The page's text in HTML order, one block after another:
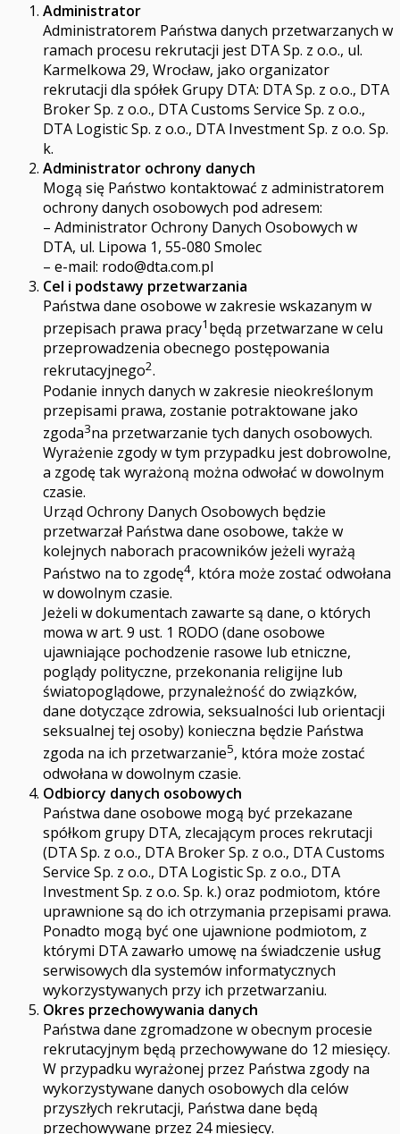
Administrator
Administratorem Państwa danych przetwarzanych w
ramach procesu rekrutacji jest DTA Sp. z o.o., ul.
Karmelkowa 29, Wrocław, jako organizator
rekrutacji dla spółek Grupy DTA: DTA Sp. z o.o., DTA
Broker Sp. z o.o., DTA Customs Service Sp. z o.o.,
DTA Logistic Sp. z o.o., DTA Investment Sp. z o.o. Sp.
k.
Administrator ochrony danych
Mogą się Państwo kontaktować z administratorem
ochrony danych osobowych pod adresem:
– Administrator Ochrony Danych Osobowych w
DTA, ul. Lipowa 1, 55-080 Smolec
– e-mail: rodo@dta.com.pl
Cel i podstawy przetwarzania
Państwa dane osobowe w zakresie wskazanym w
przepisach prawa pracy1 będą przetwarzane w celu
przeprowadzenia obecnego postępowania
rekrutacyjnego2.
Podanie innych danych w zakresie nieokreślonym
przepisami prawa, zostanie potraktowane jako
zgoda3na przetwarzanie tych danych osobowych.
Wyrażenie zgody w tym przypadku jest dobrowolne,
a zgodę tak wyrażoną można odwołać w dowolnym
czasie.
Urząd Ochrony Danych Osobowych będzie
przetwarzał Państwa dane osobowe, także w
kolejnych naborach pracowników jeżeli wyrażą
Państwo na to zgodę4, która może zostać odwołana
w dowolnym czasie.
Jeżeli w dokumentach zawarte są dane, o których
mowa w art. 9 ust. 1 RODO (dane osobowe
ujawniające pochodzenie rasowe lub etniczne,
poglądy polityczne, przekonania religijne lub
światopoglądowe, przynależność do związków,
dane dotyczące zdrowia, seksualności lub orientacji
seksualnej tej osoby) konieczna będzie Państwa
zgoda na ich przetwarzanie5, która może zostać
odwołana w dowolnym czasie.
Odbiorcy danych osobowych
Państwa dane osobowe mogą być przekazane
spółkom grupy DTA, zlecającym proces rekrutacji
(DTA Sp. z o.o., DTA Broker Sp. z o.o., DTA Customs
Service Sp. z o.o., DTA Logistic Sp. z o.o., DTA
Investment Sp. z o.o. Sp. k.) oraz podmiotom, które
uprawnione są do ich otrzymania przepisami prawa.
Ponadto mogą być one ujawnione podmiotom, z
którymi DTA zawarło umowę na świadczenie usług
serwisowych dla systemów informatycznych
wykorzystywanych przy ich przetwarzaniu.
Okres przechowywania danych
Państwa dane zgromadzone w obecnym procesie
rekrutacyjnym będą przechowywane do 12 miesięcy.
W przypadku wyrażonej przez Państwa zgody na
wykorzystywane danych osobowych dla celów
przyszłych rekrutacji, Państwa dane będą
przechowywane przez 24 miesięcy.